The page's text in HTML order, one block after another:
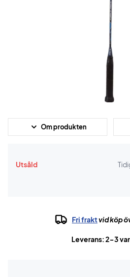
Om produkten
Utsåld
Fri fraktvid köp
Leverans: 2-3